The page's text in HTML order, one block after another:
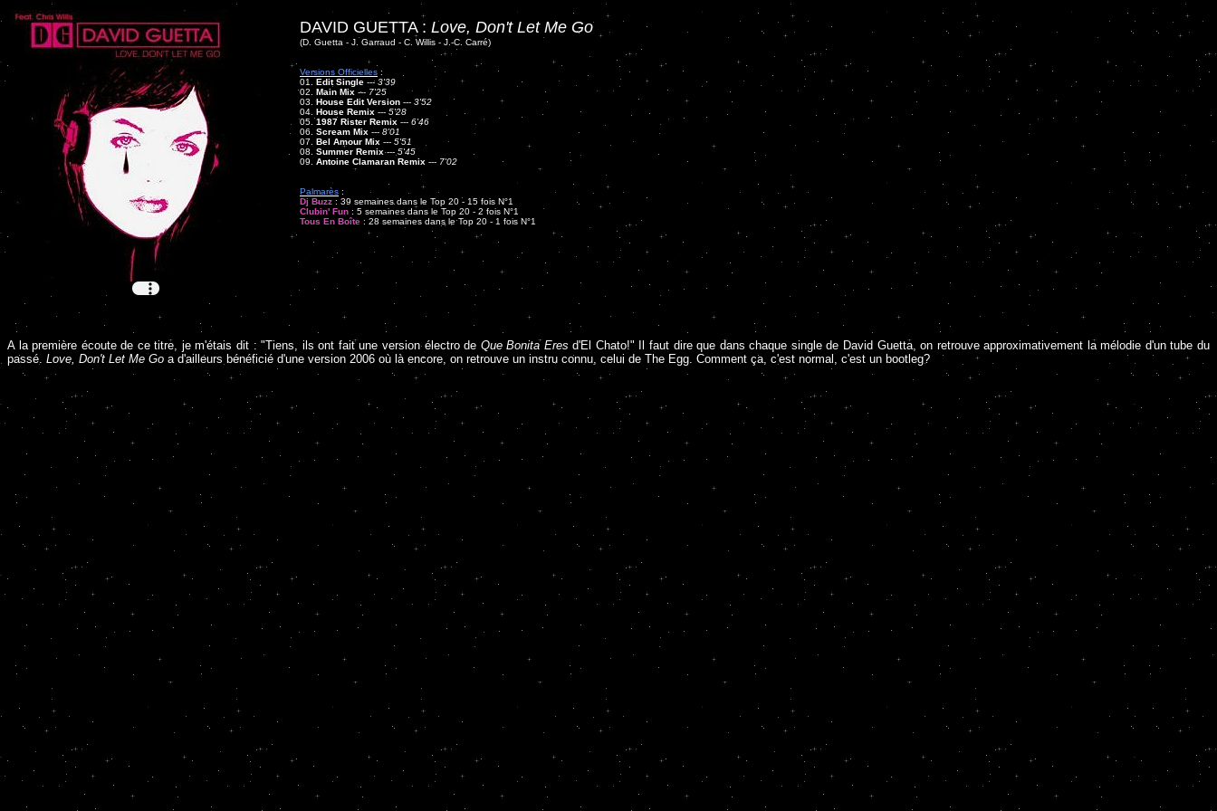
DAVID GUETTA : Love, Don't Let Me Go
(D. Guetta - J. Garraud - C. Willis - J.-C. Carré)
Versions Officielles :
01. Edit Single --- 3'39
02. Main Mix --- 7'25
03.House Edit Version --- 3'52
04. House Remix --- 5'28
05.1987 Rister Remix --- 6'46
06. Scream Mix --- 8'01
07. Bel Amour Mix --- 5'51
08. Summer Remix--- 5'45
09. Antoine Clamaran Remix --- 7'02
Palmarès :
Dj Buzz : 39 semaines dans le Top 20 - 15 fois N°1
Clubin' Fun : 5 semaines dans le Top 20 - 2 fois N°1
Tous En Boîte : 28 semaines dans le Top 20 - 1 fois N°1
A la première écoute de ce titre, je m'étais dit : "Tiens, ils ont fait une version électro de Que Bonita Eres d'El Chato!" Il faut dire que dans chaque single de David Guetta, on retrouve approximativement la mélodie d'un tube du
passé. Love, Don't Let Me Go a d'ailleurs bénéficié d'une version 2006 où là encore, on retrouve un instru connu, celui de The Egg. Comment ça, c'est normal, c'est un bootleg?